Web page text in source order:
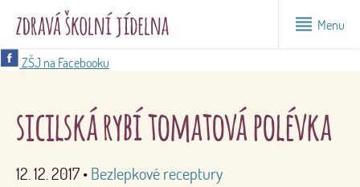
Menu
ZŠJ na Facebooku
sicilská rybí tomatová polévka
12. 12. 2017 • Bezlepkové receptury